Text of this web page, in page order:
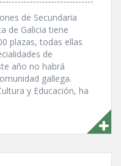
de Secundaria
de Galicia tiene
plazas, todas ellas
de
año no habrá
gallega.
y Educación, ha